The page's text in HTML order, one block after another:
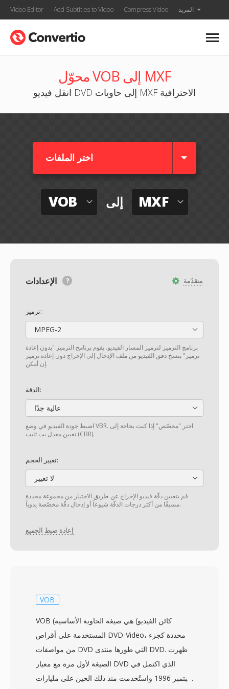
Video Editor Add Subtitles to Video Compress Video المزيد
محوّل VOB إلى MXF
انقل فيديو DVD إلى حاويات MXF الاحترافية
اختر الملفات
VOB إلى MXF
متقدّمة
ترميز:
MPEG-2
برنامج الترميز لترميز المسار الفيديو. يقوم برنامج الترميز "بدون إعادة
ترميز" بنسخ دفق الفيديو من ملف الإدخال إلى الإخراج دون إعادة ترميز
إن أمكن.
الدقة:
عالية جدًا
اضبط جودة الفيديو في وضع VBR. اختر "مخصّص" إذا كنت بحاجة إلى
تعيين معدل بت ثابت (CBR).
تغيير الحجم:
لا تغيير
قم بتعيين دقّة فيديو الإخراج عن طريق الاختيار من مجموعة محددة
مسبقًا من أكثر درجات الدقّة شيوعاً أو إدخال دقّة مخصّصة يدوياً.
إعادة ضبط الجميع
VOB
VOB (كائن الفيديو) هي صيغة الحاوية الأساسية
المستخدمة على أقراص DVD-Video، محددة كجزء
من مواصفات DVD التي طورها منتدى DVD. ظهرت
الصيغة لأول مرة مع معيار DVD الذي اكتمل في
سبتمبر 1996 واستُخدمت منذ ذلك الحين على مليارات